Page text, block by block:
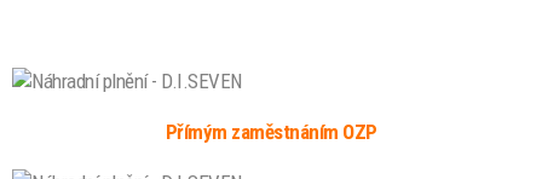
Přímým zaměstnáním OZP